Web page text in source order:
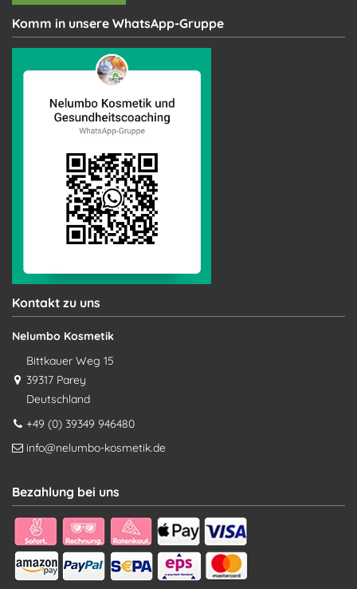
Komm in unsere WhatsApp-Gruppe
Kontakt zu uns
Nelumbo Kosmetik
Bittkauer Weg 15
39317 Parey
Deutschland
+49 (0) 39349 946480
info@nelumbo-kosmetik.de
Bezahlung bei uns